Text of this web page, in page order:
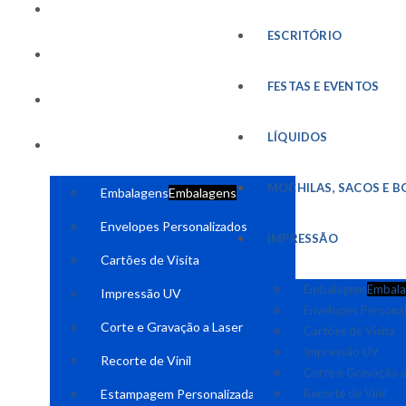
EmbalagensEmbalagens
Envelopes Personalizados
Cartões de Visita
Impressão UV
Corte e Gravação a Laser
Recorte de Vinil
Estampagem Personalizada
ESCRITÓRIO
FESTAS E EVENTOS
LÍQUIDOS
MOCHILAS, SACOS E
IMPRESSÃO
Embalagens
Envelopes
Cartões de Visita
Impressão UV
Corte e Gravação
Recorte de Vinil